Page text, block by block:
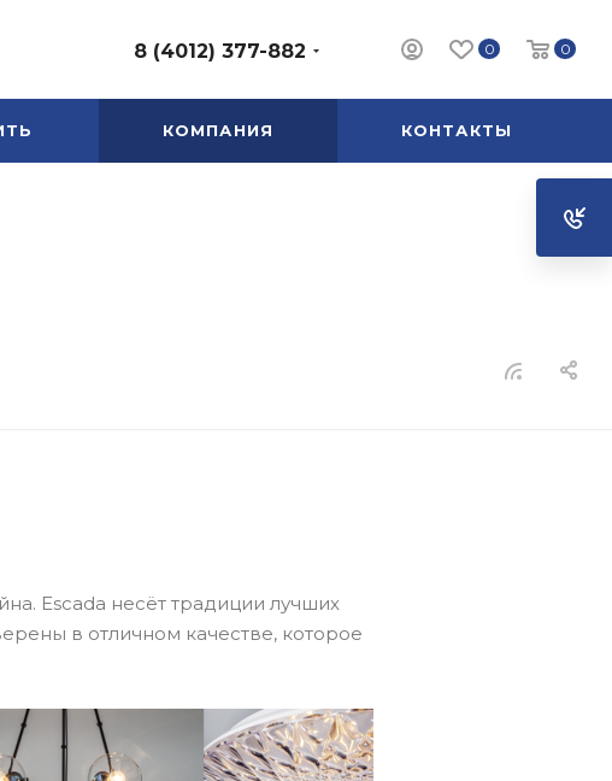
0 0
8 (4012) 377-882
КОМПАНИЯ КОНТАКТЫ
Escada несёт традиции лучших
в отличном качестве, которое